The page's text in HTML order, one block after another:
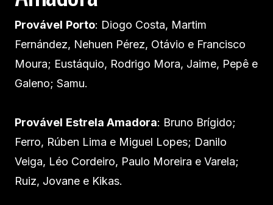
Provável Porto: Diogo Costa, Martim
Fernández, Nehuen Pérez, Otávio e Francisco
Moura; Eustáquio, Rodrigo Mora, Jaime, Pepê e
Galeno; Samu.
Provável Estrela Amadora: Bruno Brígido;
Ferro, Rúben Lima e Miguel Lopes; Danilo
Veiga, Léo Cordeiro, Paulo Moreira e Varela;
Ruiz, Jovane e Kikas.